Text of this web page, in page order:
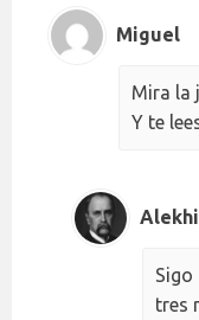
Miguel
Mira la
Y te
tres